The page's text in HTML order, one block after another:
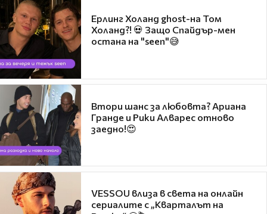
Ерлинг Холанд ghost-на Том
Холанд?! 💀 Защо Спайдър-мен
остана на "seen"😅
Втори шанс за любовта? Ариана
Гранде и Рики Алварес отново
заедно!😍
VESSOU влиза в света на онлайн
сериалите с „Кварталът на